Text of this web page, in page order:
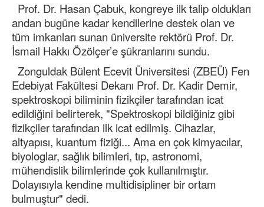
Prof. Dr. Hasan Çabuk, kongreye ilk talip oldukları
andan bugüne kadar kendilerine destek olan ve
tüm imkanları sunan üniversite rektörü Prof. Dr.
İsmail Hakkı Özölçer’e şükranlarını sundu.
Zonguldak Bülent Ecevit Üniversitesi (ZBEÜ) Fen
Edebiyat Fakültesi Dekanı Prof. Dr. Kadir Demir,
spektroskopi biliminin fizikçiler tarafından icat
edildiğini belirterek, "Spektroskopi bildiğiniz gibi
fizikçiler tarafından ilk icat edilmiş. Cihazlar,
altyapısı, kuantum fiziği... Ama en çok kimyacılar,
biyologlar, sağlık bilimleri, tıp, astronomi,
mühendislik bilimlerinde çok kullanılmıştır.
Dolayısıyla kendine multidisipliner bir ortam
bulmuştur" dedi.